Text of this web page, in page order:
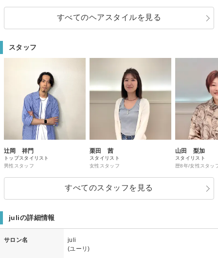
すべてのヘアスタイルを見る
スタッフ
辻岡 祥門
トップスタイリスト
男性スタッフ
栗田 茜
スタイリスト
女性スタッフ
山田 梨加
スタイリスト
歴8年/女性スタッ
すべてのスタッフを見る
juliの詳細情報
サロン名
juli
(ユーリ)